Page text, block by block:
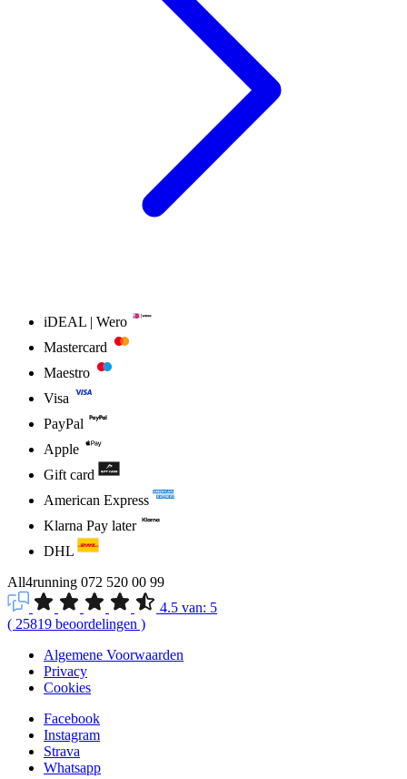
iDEAL | Wero
Mastercard
Maestro
Visa
PayPal
Apple
Gift card
American Express
Klarna Pay later
DHL
All4running 072 520 00 99
4.5 van: 5
( 25819 beoordelingen )
Algemene Voorwaarden
Privacy
Cookies
Facebook
Instagram
Strava
Whatsapp